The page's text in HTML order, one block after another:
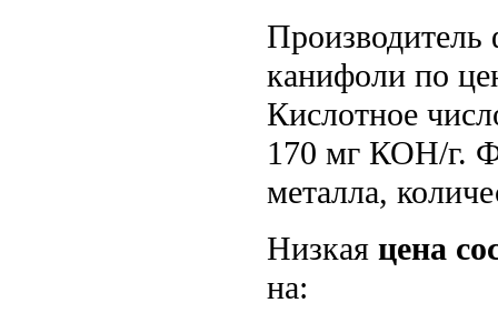
канифоли по
Кислотное
170 мг КОН/г.
металла,
Низкая цена
на: